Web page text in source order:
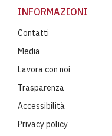
INFORMAZIONI
Contatti
Media
Lavora con noi
Trasparenza
Accessibilità
Privacy policy